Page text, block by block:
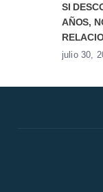
SI
AÑOS,
julio 30,